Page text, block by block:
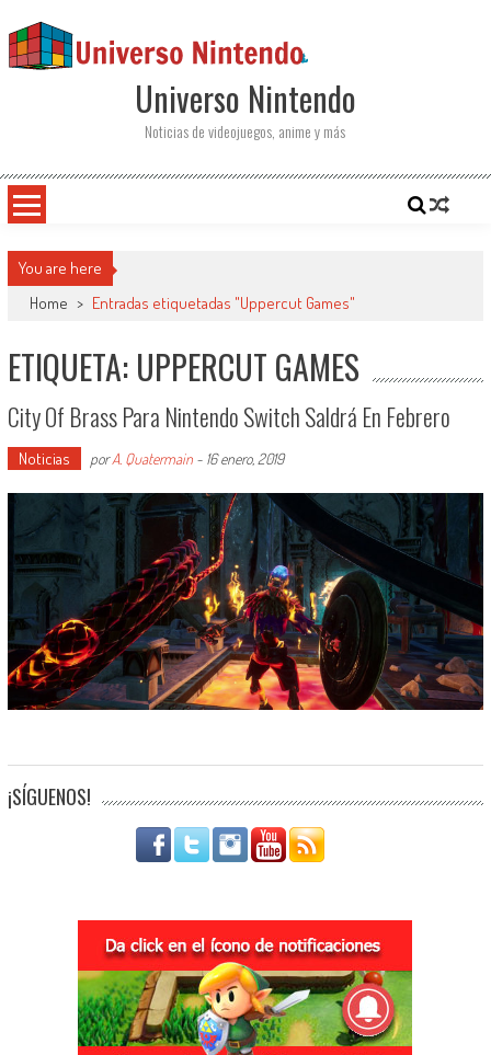
Universo Nintendo
Noticias de videojuegos, anime y más
You are here
Home > Entradas etiquetadas "Uppercut Games"
ETIQUETA: UPPERCUT GAMES
City Of Brass Para Nintendo Switch Saldrá En Febrero
Noticias porA. Quatermain- 16 enero, 2019
¡SÍGUENOS!